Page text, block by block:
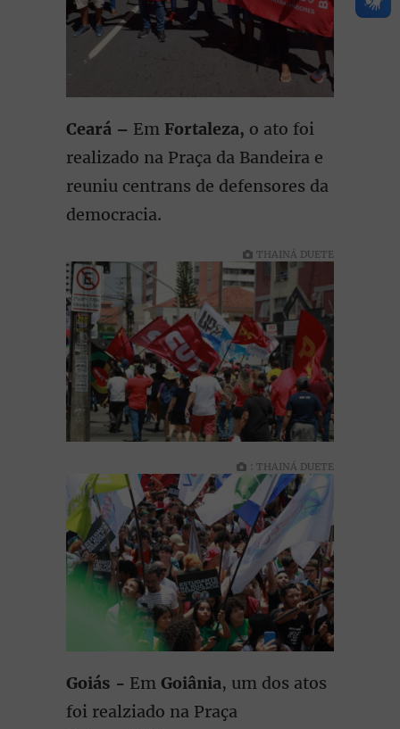
Ceará – Em Fortaleza, o ato foi
realizado na Praça da Bandeira e
reuniu centrans de defensores da
democracia.
THAINÁ DUETE
: THAINÁ DUETE
Goiás - Em Goiânia, um dos atos
foi realziado na Praça